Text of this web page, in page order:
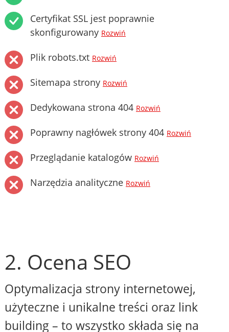
Certyfikat SSL jest poprawnie
skonfigurowany Rozwiń
Plik robots.txt Rozwiń
Sitemapa strony Rozwiń
Dedykowana strona 404 Rozwiń
Poprawny nagłówek strony 404 Rozwiń
Przeglądanie katalogów Rozwiń
Narzędzia analityczne Rozwiń
2. Ocena SEO
Optymalizacja strony internetowej,
użyteczne i unikalne treści oraz link
building – to wszystko składa się na